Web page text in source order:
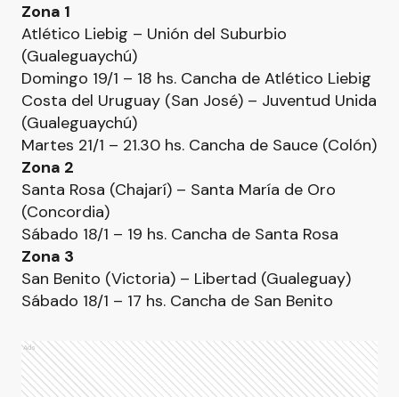
Zona 1
Atlético Liebig – Unión del Suburbio
(Gualeguaychú)
Domingo 19/1 – 18 hs. Cancha de Atlético Liebig
Costa del Uruguay (San José) – Juventud Unida
(Gualeguaychú)
Martes 21/1 – 21.30 hs. Cancha de Sauce (Colón)
Zona 2
Santa Rosa (Chajarí) – Santa María de Oro
(Concordia)
Sábado 18/1 – 19 hs. Cancha de Santa Rosa
Zona 3
San Benito (Victoria) – Libertad (Gualeguay)
Sábado 18/1 – 17 hs. Cancha de San Benito
Ads